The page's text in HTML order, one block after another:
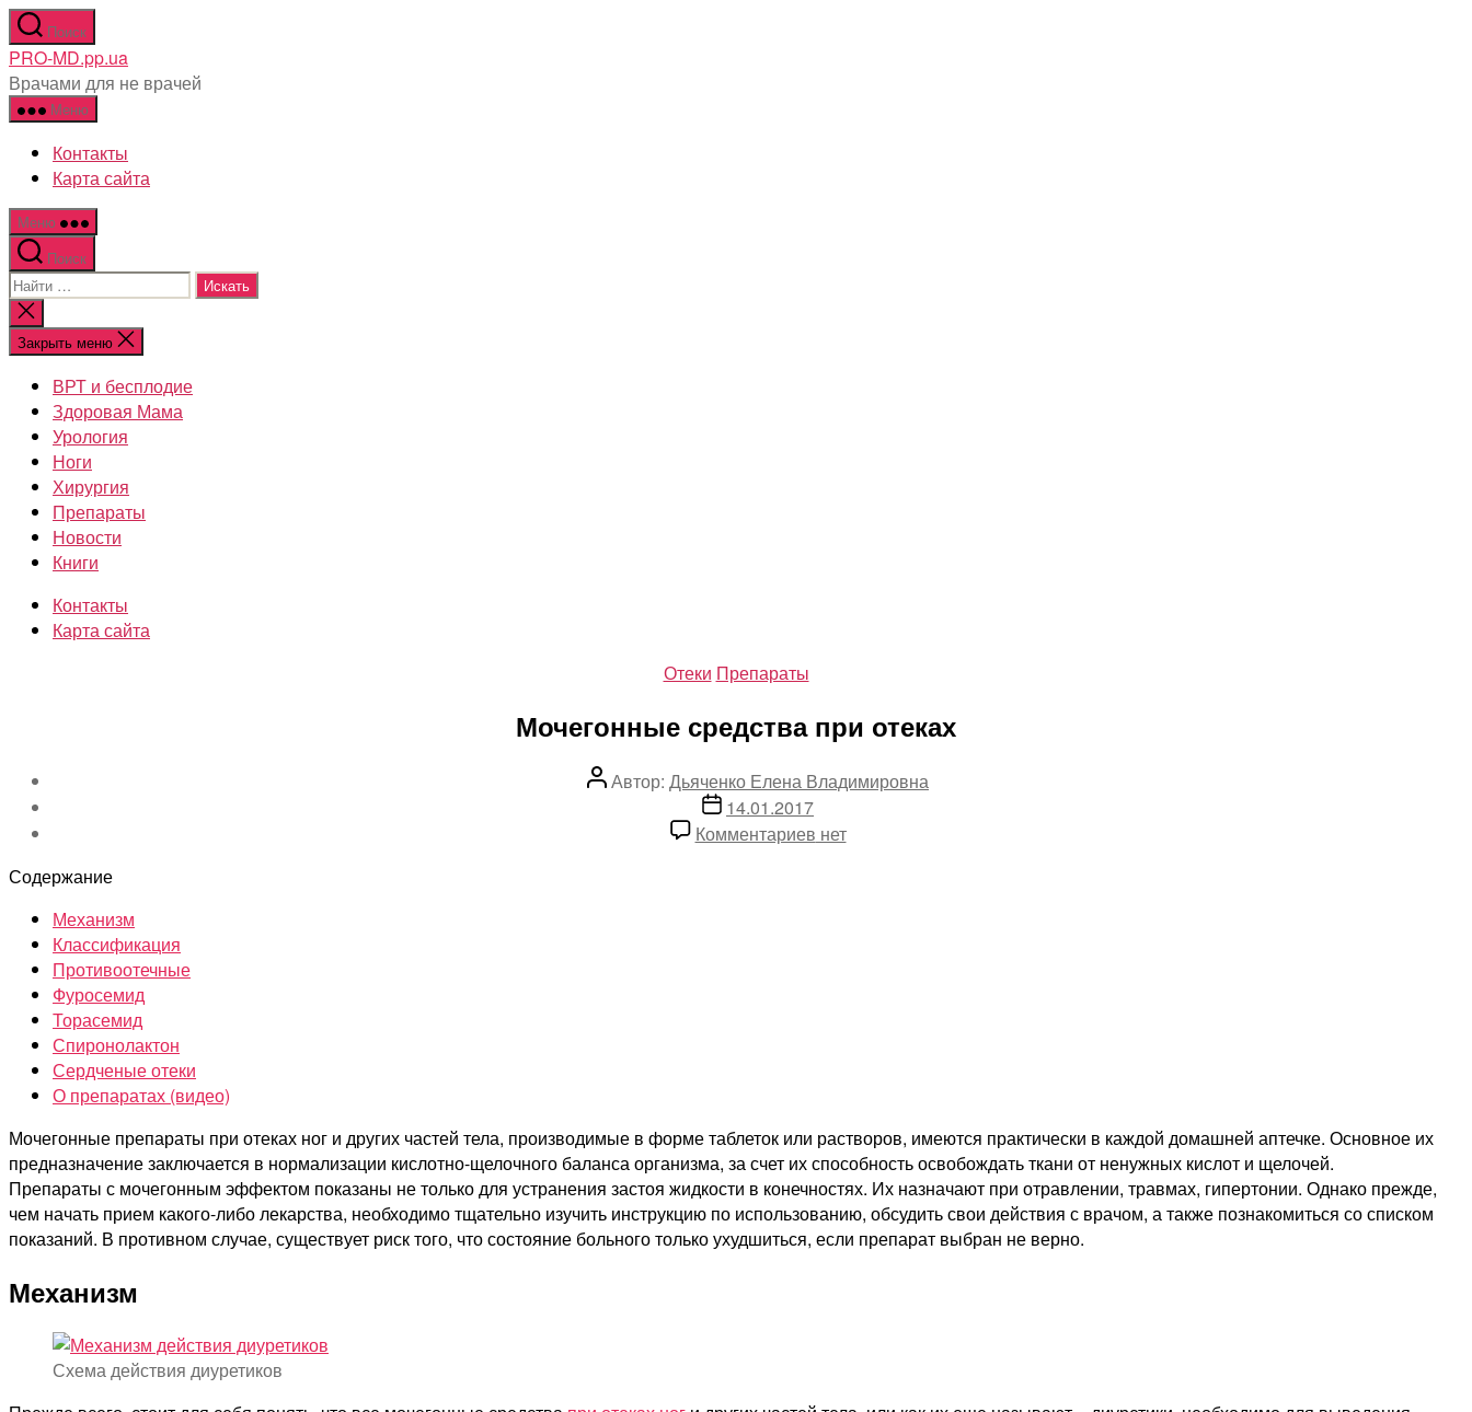
Перейти
к
содержимому
Поиск
PRO-MD.pp.ua
Врачами для не врачей
Меню
Контакты
Карта сайта
Меню
Поиск
Поиск:
Закрыть
поиск
Закрыть меню
ВРТ и бесплодие
Здоровая Мама
Урология
Ноги
Хирургия
Препараты
Новости
Книги
Контакты
Карта сайта
Рубрики
Отеки Препараты
Мочегонные средства при отеках
АвторАвтор: Дьяченко Елена Владимировна
Дата
записи
14.01.2017
Комментариевкнет
Содержание
Механизм
Классификация
Противоотечные
Фуросемид
Торасемид
Спиронолактон
Сердченые отеки
О препаратах (видео)
Мочегонные препараты при отеках ног и других частей тела, производимые в форме таблеток или растворов, имеются практически в каждой домашней аптечке. Основное их
предназначение заключается в нормализации кислотно-щелочного баланса организма, за счет их способность освобождать ткани от ненужных кислот и щелочей.
Препараты с мочегонным эффектом показаны не только для устранения застоя жидкости в конечностях. Их назначают при отравлении, травмах, гипертонии. Однако прежде,
чем начать прием какого-либо лекарства, необходимо тщательно изучить инструкцию по использованию, обсудить свои действия с врачом, а также познакомиться со списком
показаний. В противном случае, существует риск того, что состояние больного только ухудшиться, если препарат выбран не верно.
Механизм
Схема действия диуретиков